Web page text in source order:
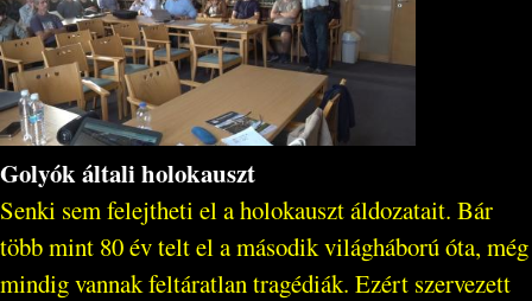
Golyók általi holokauszt
Senki sem felejtheti el a holokauszt áldozatait. Bár
több mint 80 év telt el a második világháború óta, még
mindig vannak feltáratlan tragédiák. Ezért szervezett